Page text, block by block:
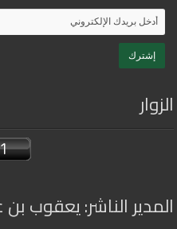
الزوار
المدير الناشر: يعقوب بن